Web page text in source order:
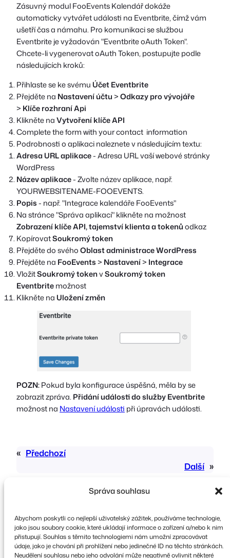
Správa souhlasu
Abychom poskytli co nejlepší uživatelský zážitek, používáme technologie,
jako jsou soubory cookie, které ukládají informace o zařízení a/nebo k nim
přistupují. Souhlas s těmito technologiemi nám umožní zpracovávat
údaje, jako je chování při prohlížení nebo jedinečné ID na těchto stránkách.
Neudělení souhlasu nebo jeho odvolání může negativně ovlivnit některé
Zásuvný modul FooEvents Kalendář dokáže
automaticky vytvářet události na Eventbrite, čímž vám
ušetří čas a námahu. Pro komunikaci se službou
Eventbrite je vyžadován "Eventbrite oAuth Token".
Chcete-li vygenerovat oAuth Token, postupujte podle
následujících kroků:
Přihlaste se ke svémuÚčet Eventbrite
Přejděte na Nastavení účtu>Odkazy pro vývojáře
> Klíče rozhraní Api
Klikněte naVytvoření klíče API
Complete the form with your contact information
Podrobnosti o aplikaci naleznete v následujícím textu:
Adresa URL aplikace- Adresa URL vaší webové stránky
WordPress
Název aplikace- Zvolte název aplikace, např.
YOURWEBSITENAME-FOOEVENTS.
Popis- např. "Integrace kalendáře FooEvents"
Na stránce "Správa aplikací" klikněte na možnost
Zobrazení klíče API, tajemství klienta a tokenůodkaz
KopírovatSoukromý token
Přejděte do svéhoOblast administrace WordPress
Přejděte na FooEvents> Nastavení> Integrace
VložitSoukromý tokenvSoukromý token
Eventbritemožnost
Klikněte naUložení změn
POZN:Pokud byla konfigurace úspěšná, měla by se
zobrazit zpráva. Přidání události do služby Eventbrite
možnost na Nastavení události při úpravách události.
« Předchozí
Další »
Copyright © 2026 FooEvents. Všechna práva